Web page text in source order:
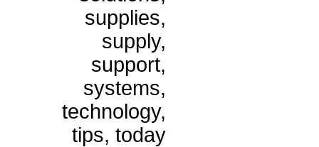
supplies,
supply,
support,
systems,
technology,
tips, today